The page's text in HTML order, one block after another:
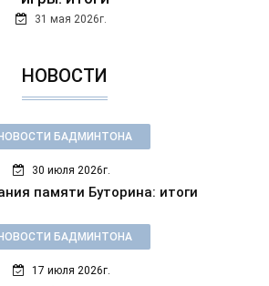
31 мая 2026г.
НОВОСТИ
НОВОСТИ БАДМИНТОНА
30 июля 2026г.
памяти Буторина: итоги
НОВОСТИ БАДМИНТОНА
17 июля 2026г.